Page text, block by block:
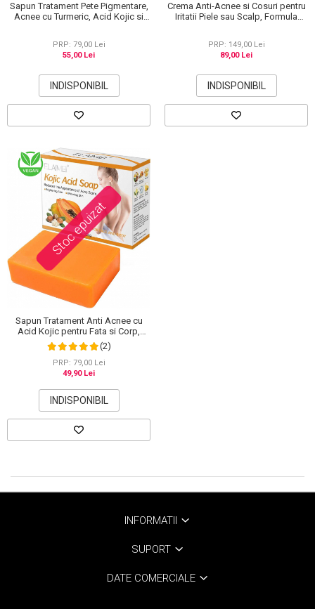
Sapun Tratament Pete Pigmentare,
Acnee cu Turmeric, Acid Kojic si
PRP: 79,00 Lei
55,00 Lei
INDISPONIBIL
Crema Anti-Acnee si Cosuri pentru
Iritatii Piele sau Scalp, Formula
PRP: 149,00 Lei
89,00 Lei
INDISPONIBIL
Stoc epuizat
Sapun Tratament Anti Acnee cu
Acid Kojic pentru Fata si Corp,
Efect de Albire si Depigmentare a
pielii, Elaimei, 100 g
(2)
PRP: 79,00 Lei
49,90 Lei
INDISPONIBIL
INFORMATII
SUPORT
DATE COMERCIALE